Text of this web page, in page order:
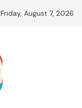
Friday, August 7, 2026